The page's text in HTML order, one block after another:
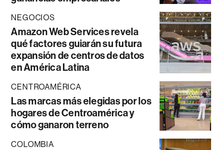
NEGOCIOS
Amazon Web Services revela
qué factores guiarán su futura
expansión de centros de datos
en América Latina
CENTROAMÉRICA
Las marcas más elegidas por los
hogares de Centroamérica y
cómo ganaron terreno
COLOMBIA